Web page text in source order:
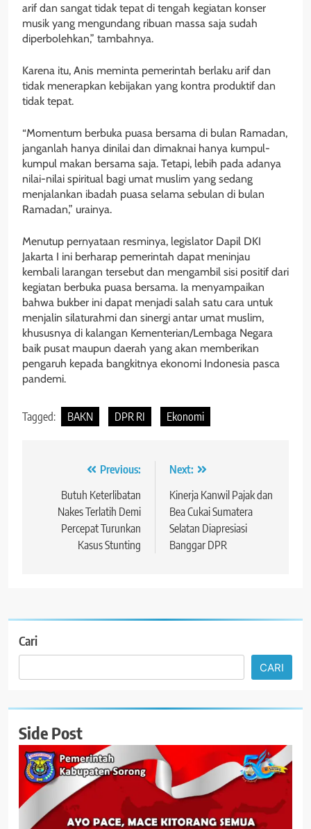
arif dan sangat tidak tepat di tengah kegiatan konser
musik yang mengundang ribuan massa saja sudah
diperbolehkan,” tambahnya.
Karena itu, Anis meminta pemerintah berlaku arif dan
tidak menerapkan kebijakan yang kontra produktif dan
tidak tepat.
“Momentum berbuka puasa bersama di bulan Ramadan,
janganlah hanya dinilai dan dimaknai hanya kumpul-
kumpul makan bersama saja. Tetapi, lebih pada adanya
nilai-nilai spiritual bagi umat muslim yang sedang
menjalankan ibadah puasa selama sebulan di bulan
Ramadan,” urainya.
Menutup pernyataan resminya, legislator Dapil DKI
Jakarta I ini berharap pemerintah dapat meninjau
kembali larangan tersebut dan mengambil sisi positif dari
kegiatan berbuka puasa bersama. Ia menyampaikan
bahwa bukber ini dapat menjadi salah satu cara untuk
menjalin silaturahmi dan sinergi antar umat muslim,
khususnya di kalangan Kementerian/Lembaga Negara
baik pusat maupun daerah yang akan memberikan
pengaruh kepada bangkitnya ekonomi Indonesia pasca
pandemi.
Tagged: BAKN DPR RI Ekonomi
Navigasi Previous:
Butuh Keterlibatan
Nakes Terlatih Demi
Percepat Turunkan
Kasus Stunting
Next:
Kinerja Kanwil Pajak dan
Bea Cukai Sumatera
Selatan Diapresiasi
Banggar DPR
Cari
CARI
Side Post